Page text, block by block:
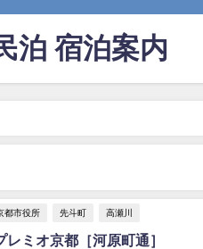
泊 宿泊案内
都市役所 先斗町 高瀬川
レミオ京都［河原町通］